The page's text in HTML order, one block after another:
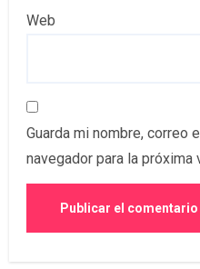
Web
Guarda mi nombre, correo
navegador para la próxima